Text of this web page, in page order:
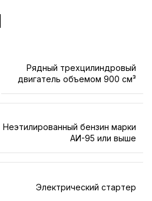
Рядный трехцилиндровый
двигатель объемом 900 см³
Неэтилированный бензин марки
АИ-95 или выше
Электрический стартер